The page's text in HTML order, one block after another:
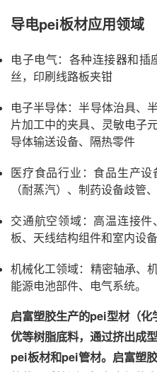
导电pei板材应用领域
电子电气：各种连接器和
丝，印刷线路板夹钳
电子半导体：半导体治具、
片加工中的夹具、灵敏电子
导体输送设备、隔热零件
医疗食品行业：食品生产
（耐蒸汽）、制药设备歧管
交通航空领域：高温连接
板、天线结构组件和室内设
机械化工领域：精密轴承、
能源电池部件、电气系统。
启富塑胶生产的pei型材（
优等树脂底料，通过挤出成
pei板材和pei管材。启富塑